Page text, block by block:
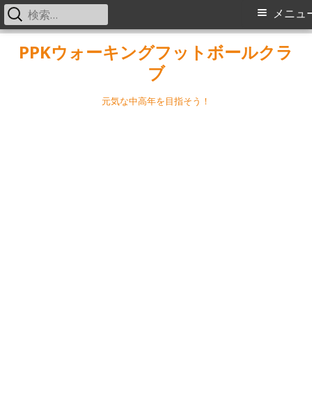
PPKウォーキングフットボールクラ
ブ
元気な中高年を目指そう！
メ
メニュ
検
索: